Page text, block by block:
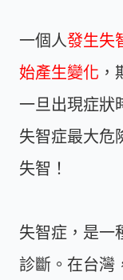
一個人發生失
始產生變化
一旦出現症狀
失智症最大危
失智！
失智症，是一
診斷。在台灣